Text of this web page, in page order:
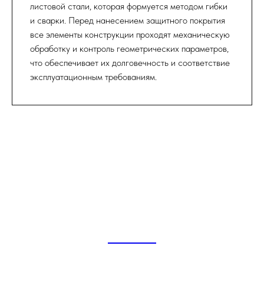
листовой стали, которая формуется методом гибки
и сварки. Перед нанесением защитного покрытия
все элементы конструкции проходят механическую
обработку и контроль геометрических параметров,
что обеспечивает их долговечность и соответствие
эксплуатационным требованиям.